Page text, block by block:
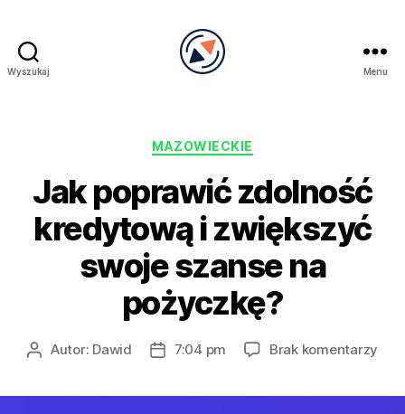
Wyszukaj Menu
Kategorie
MAZOWIECKIE
Jak poprawić zdolność
kredytową i zwiększyć
swoje szanse na
pożyczkę?
AutorAutor: Dawid
Data7:04 pm Brak komentarzy